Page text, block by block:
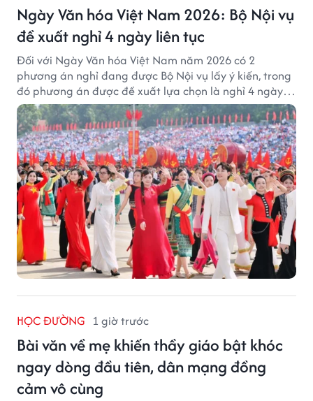
Ngày Văn hóa Việt Nam 2026: Bộ Nội vụ
đề xuất nghỉ 4 ngày liên tục
Đối với Ngày Văn hóa Việt Nam năm 2026 có 2
phương án nghỉ đang được Bộ Nội vụ lấy ý kiến, trong
đó phương án được đề xuất lựa chọn là nghỉ 4 ngày
liên tục từ 21/11 đến 24/11, đồng thời hoán đổi 1 ngày
làm việc sang thứ Bảy (28/11).
HỌC ĐƯỜNG 1 giờ trước
Bài văn về mẹ khiến thầy giáo bật khóc
ngay dòng đầu tiên, dân mạng đồng
cảm vô cùng